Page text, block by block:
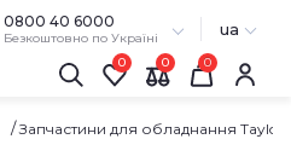
0800 40 6000
Безкоштовно по Україні ua
0 0
Запчастини для обладнання Taylor